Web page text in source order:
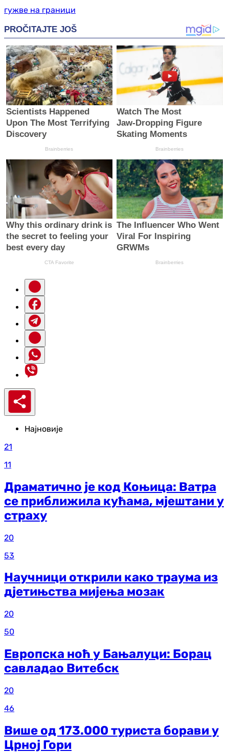
гужве на граници
Најновије
21
11
Драматично је код Коњица: Ватра
се приближила кућама, мјештани у
страху
20
53
Научници открили како траума из
д‌јетињства мијења мозак
20
50
Европска ноћ у Бањалуци: Борац
савладао Витебск
20
46
Више од 173.000 туриста борави у
Црној Гори